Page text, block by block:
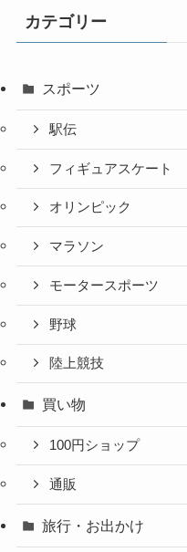
カテゴリー
スポーツ
駅伝
フィギュアスケート
オリンピック
マラソン
モータースポーツ
野球
陸上競技
買い物
100円ショップ
通販
旅行・お出かけ